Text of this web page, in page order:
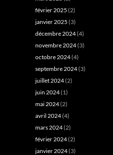
février 2025 (2)
janvier 2025 (3)
décembre 2024(4)
novembre 2024(3)
octobre 2024(4)
septembre 2024(3)
juillet 2024(2)
juin 2024(1)
mai 2024(2)
avril 2024(4)
mars 2024(2)
février 2024(2)
janvier 2024(3)